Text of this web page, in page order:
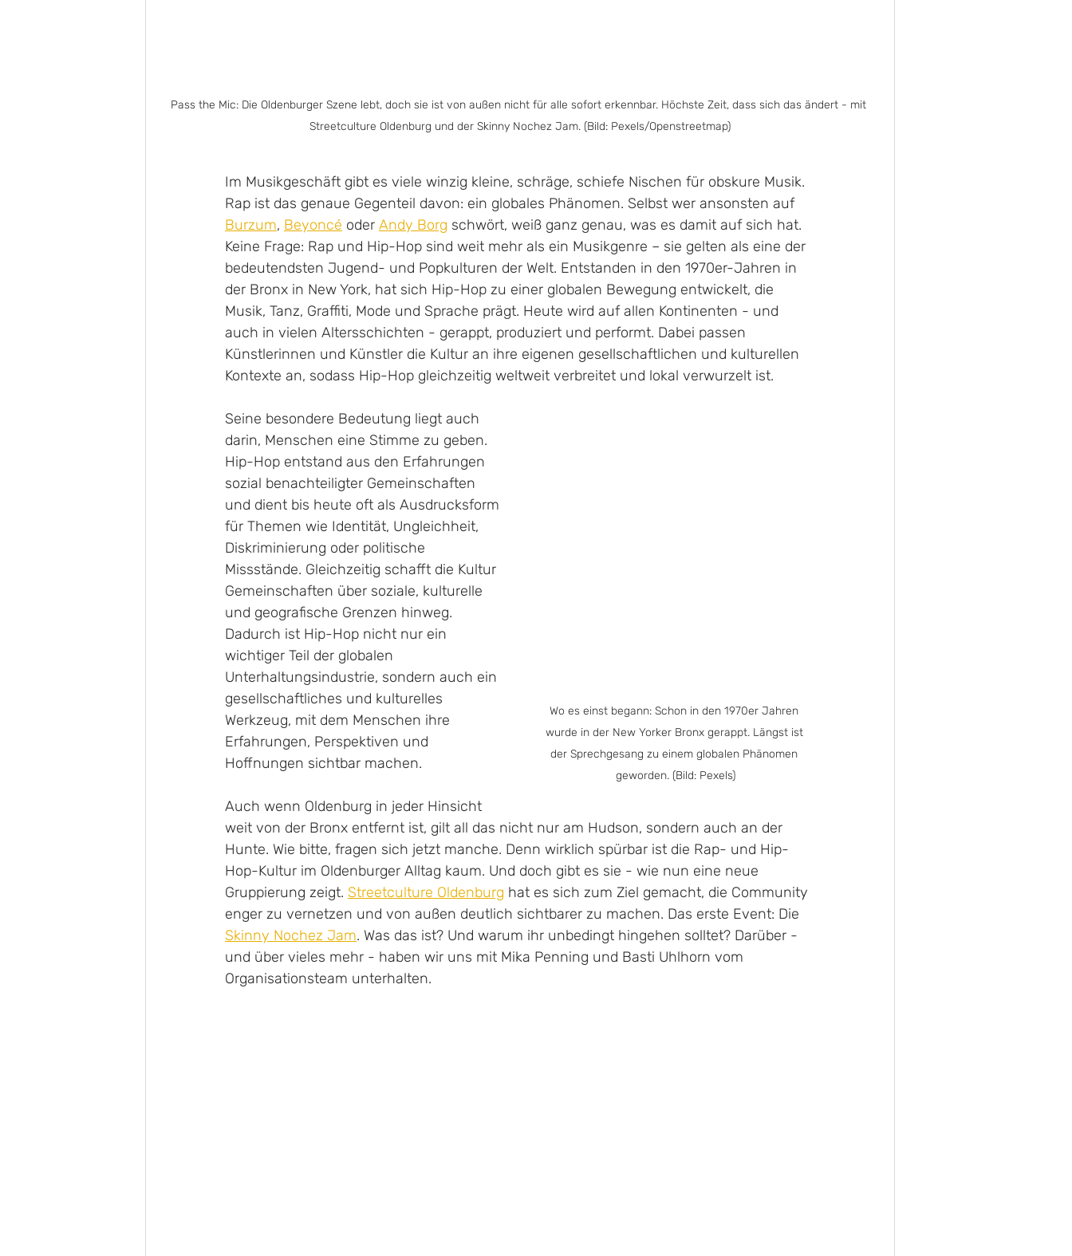
Pass the Mic: Die Oldenburger Szene lebt, doch sie ist von außen nicht für alle sofort erkennbar. Höchste Zeit, dass sich das ändert - mit
Streetculture Oldenburg und der Skinny Nochez Jam. (Bild: Pexels/Openstreetmap)
Im Musikgeschäft gibt es viele winzig kleine, schräge, schiefe Nischen für obskure Musik.
Rap ist das genaue Gegenteil davon: ein globales Phänomen. Selbst wer ansonsten auf
Burzum, Beyoncé oder Andy Borg schwört, weiß ganz genau, was es damit auf sich hat.
Keine Frage: Rap und Hip-Hop sind weit mehr als ein Musikgenre – sie gelten als eine der
bedeutendsten Jugend- und Popkulturen der Welt. Entstanden in den 1970er-Jahren in
der Bronx in New York, hat sich Hip-Hop zu einer globalen Bewegung entwickelt, die
Musik, Tanz, Graffiti, Mode und Sprache prägt. Heute wird auf allen Kontinenten - und
auch in vielen Altersschichten - gerappt, produziert und performt. Dabei passen
Künstlerinnen und Künstler die Kultur an ihre eigenen gesellschaftlichen und kulturellen
Kontexte an, sodass Hip-Hop gleichzeitig weltweit verbreitet und lokal verwurzelt ist.
Wo es einst begann: Schon in den 1970er Jahren
wurde in der New Yorker Bronx gerappt. Längst ist
der Sprechgesang zu einem globalen Phänomen
geworden. (Bild: Pexels)
Seine besondere Bedeutung liegt auch
darin, Menschen eine Stimme zu geben.
Hip-Hop entstand aus den Erfahrungen
sozial benachteiligter Gemeinschaften
und dient bis heute oft als Ausdrucksform
für Themen wie Identität, Ungleichheit,
Diskriminierung oder politische
Missstände. Gleichzeitig schafft die Kultur
Gemeinschaften über soziale, kulturelle
und geografische Grenzen hinweg.
Dadurch ist Hip-Hop nicht nur ein
wichtiger Teil der globalen
Unterhaltungsindustrie, sondern auch ein
gesellschaftliches und kulturelles
Werkzeug, mit dem Menschen ihre
Erfahrungen, Perspektiven und
Hoffnungen sichtbar machen.
Auch wenn Oldenburg in jeder Hinsicht
weit von der Bronx entfernt ist, gilt all das nicht nur am Hudson, sondern auch an der
Hunte. Wie bitte, fragen sich jetzt manche. Denn wirklich spürbar ist die Rap- und Hip-
Hop-Kultur im Oldenburger Alltag kaum. Und doch gibt es sie - wie nun eine neue
Gruppierung zeigt. Streetculture Oldenburg hat es sich zum Ziel gemacht, die Community
enger zu vernetzen und von außen deutlich sichtbarer zu machen. Das erste Event: Die
Skinny Nochez Jam. Was das ist? Und warum ihr unbedingt hingehen solltet? Darüber -
und über vieles mehr - haben wir uns mit Mika Penning und Basti Uhlhorn vom
Organisationsteam unterhalten.